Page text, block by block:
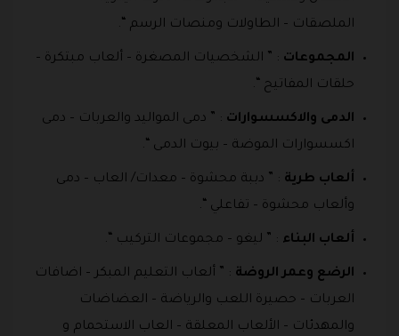
الملصقات – الطاولات ومنصات الرسم “.
المجموعات : ” الشخصيات المصغرة – ألعاب مبتكرة –
حلقات المفاتيح “.
الدمى والاكسسوارات : ” دمى المواليد والعربات – دمى
اكسسوارات الموضة – بيوت الدمى “.
ألعاب طرية : ” دببة محشوة – معدات/ العاب – دمى
وألعاب محشوة – تفاعلي “.
ألعاب البناء : ” ليغو – مجموعات التركيب “.
الرضع وعمر الروضة : ” ألعاب التعليم المبكر – اضافات
العربات – حصيرة اللعب والرياضة – العضاضات
والمهدئات – الألعاب المعلقة – العاب الاستحمام و